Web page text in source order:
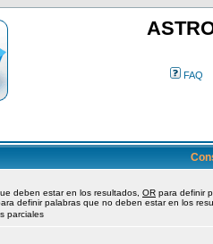
FAQ
deben estar en los resultados, OR para definir
definir palabras que no deben estar en los
parciales